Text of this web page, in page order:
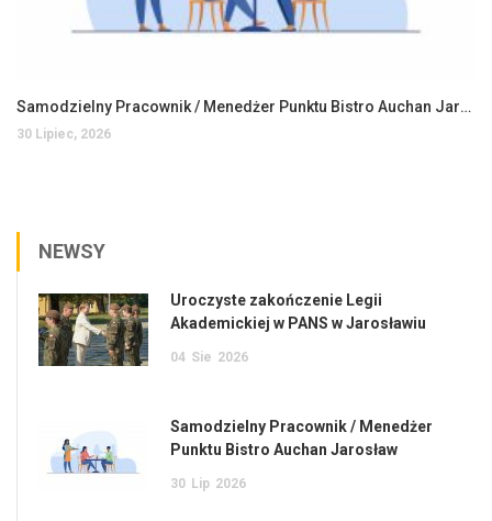
Samodzielny Pracownik / Menedżer Punktu Bistro Auchan Jarosław
30 Lipiec, 2026
NEWSY
Uroczyste zakończenie Legii
Akademickiej w PANS w Jarosławiu
04 Sie 2026
Samodzielny Pracownik / Menedżer
Punktu Bistro Auchan Jarosław
30 Lip 2026